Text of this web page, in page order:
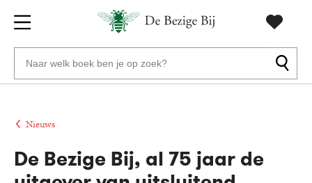
Gratis
verzending
vanaf
20
euro
23:59
volgende
Zoeken
naar
en Nieuws
De Bezige Bij, al 75 jaar de